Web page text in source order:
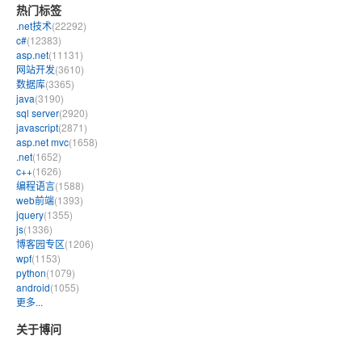
热门标签
.net技术(22292)
c#(12383)
asp.net(11131)
网站开发(3610)
数据库(3365)
java(3190)
sql server(2920)
javascript(2871)
asp.net mvc(1658)
.net(1652)
c++(1626)
编程语言(1588)
web前端(1393)
jquery(1355)
js(1336)
博客园专区(1206)
wpf(1153)
python(1079)
android(1055)
更多...
关于博问